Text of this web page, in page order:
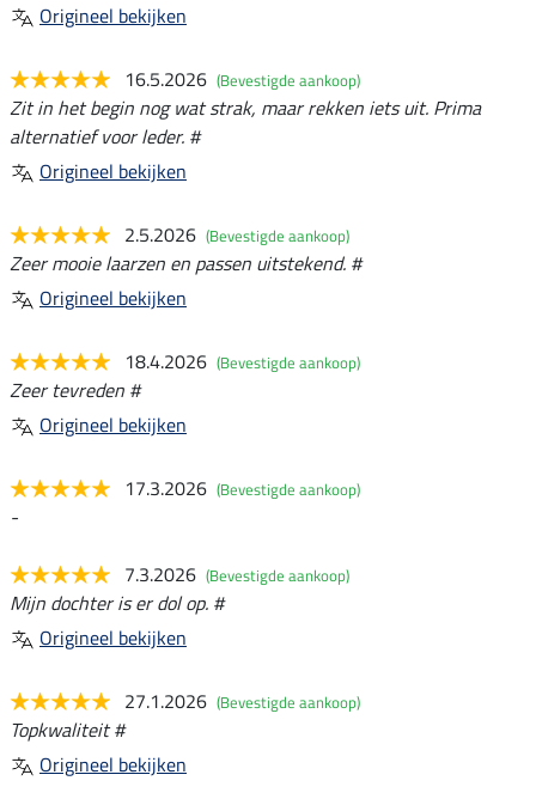
Origineel bekijken
16.5.2026 (Bevestigde aankoop)
Zit in het begin nog wat strak, maar rekken iets uit. Prima
alternatief voor leder. #
Origineel bekijken
2.5.2026 (Bevestigde aankoop)
Zeer mooie laarzen en passen uitstekend. #
Origineel bekijken
18.4.2026 (Bevestigde aankoop)
Zeer tevreden #
Origineel bekijken
17.3.2026 (Bevestigde aankoop)
-
7.3.2026 (Bevestigde aankoop)
Mijn dochter is er dol op. #
Origineel bekijken
27.1.2026 (Bevestigde aankoop)
Topkwaliteit #
Origineel bekijken